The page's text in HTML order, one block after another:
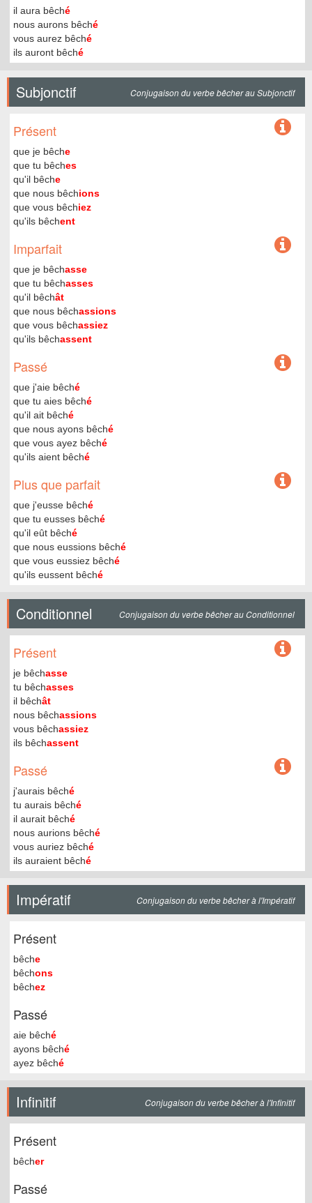
il aura bêché
nous aurons bêché
vous aurez bêché
ils auront bêché
Subjonctif Conjugaison du verbe bêcher au Subjonctif
Présent
que je bêche
que tu bêches
qu'il bêche
que nous bêchions
que vous bêchiez
qu'ils bêchent
Imparfait
que je bêchasse
que tu bêchasses
qu'il bêchât
que nous bêchassions
que vous bêchassiez
qu'ils bêchassent
Passé
que j'aie bêché
que tu aies bêché
qu'il ait bêché
que nous ayons bêché
que vous ayez bêché
qu'ils aient bêché
Plus que parfait
que j'eusse bêché
que tu eusses bêché
qu'il eût bêché
que nous eussions bêché
que vous eussiez bêché
qu'ils eussent bêché
Conditionnel Conjugaison du verbe bêcher au Conditionnel
Présent
je bêchasse
tu bêchasses
il bêchât
nous bêchassions
vous bêchassiez
ils bêchassent
Passé
j'aurais bêché
tu aurais bêché
il aurait bêché
nous aurions bêché
vous auriez bêché
ils auraient bêché
Impératif Conjugaison du verbe bêcher à l'Impératif
Présent
bêche
bêchons
bêchez
Passé
aie bêché
ayons bêché
ayez bêché
Infinitif Conjugaison du verbe bêcher à l'Infinitif
Présent
bêcher
Passé